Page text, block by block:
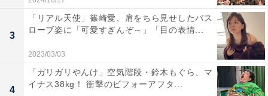
3
「リアル天使」篠崎愛、肩をちら見せしたバス
ローブ姿に「可愛すぎんぞ～」「目の表情...
2023/03/03
4
「ガリガリやんけ」空気階段・鈴木もぐら、マ
イナス38kg！ 衝撃のビフォーアフタ...